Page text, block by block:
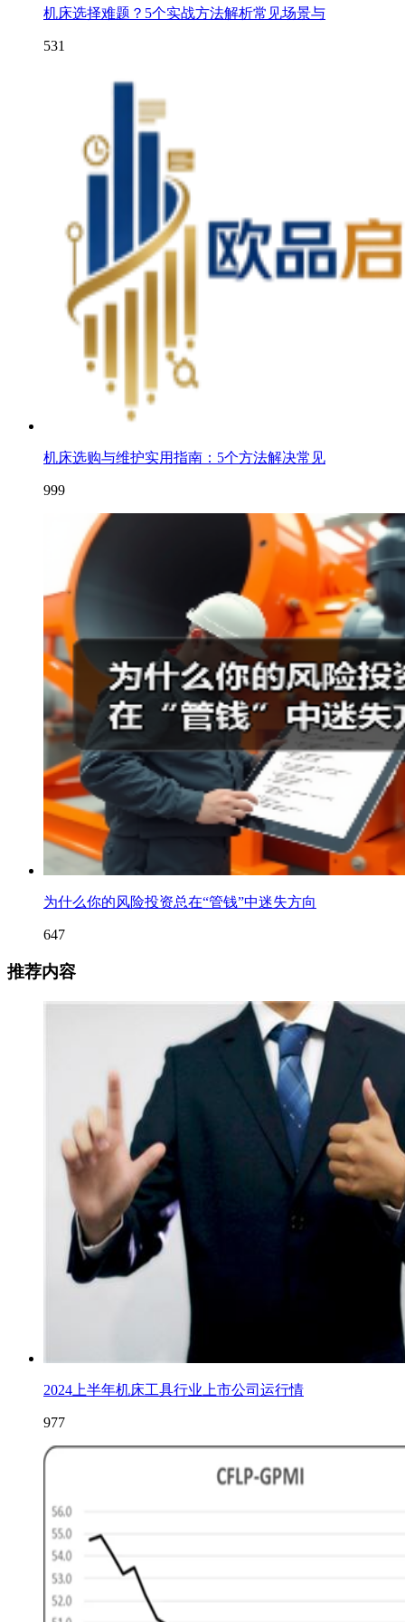
机床选择难题？5个实战方法解析常见场景与
531
机床选购与维护实用指南：5个方法解决常见
999
为什么你的风险投资总在“管钱”中迷失方向
647
推荐内容
2024上半年机床工具行业上市公司运行情
977